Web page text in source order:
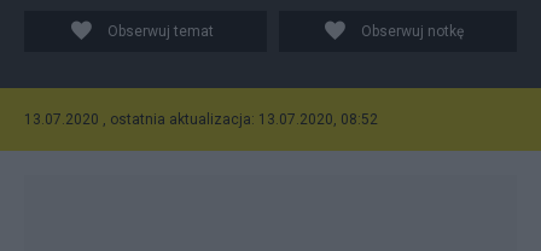
Obserwuj temat Obserwuj notkę
13.07.2020 , ostatnia aktualizacja: 13.07.2020, 08:52